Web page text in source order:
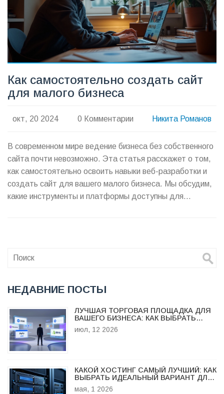
Как самостоятельно создать сайт
для малого бизнеса
окт, 20 2024 0 Комментарии Никита Романов
В современном мире ведение бизнеса без собственного
сайта почти невозможно. Эта статья расскажет о том,
как самостоятельно освоить навыки веб-разработки и
создать сайт для вашего малого бизнеса. Мы обсудим,
какие инструменты и платформы доступны для
НЕДАВНИЕ ПОСТЫ
ЛУЧШАЯ ТОРГОВАЯ ПЛОЩАДКА ДЛЯ
ВАШЕГО БИЗНЕСА: КАК ВЫБРАТЬ
ПЛАТФОРМУ В 2026 ГОДУ
июл, 12 2026
КАКОЙ ХОСТИНГ САМЫЙ ЛУЧШИЙ: КАК
ВЫБРАТЬ ИДЕАЛЬНЫЙ ВАРИАНТ ДЛЯ
ВАШЕГО САЙТА В 2026 ГОДУ
мая, 1 2026